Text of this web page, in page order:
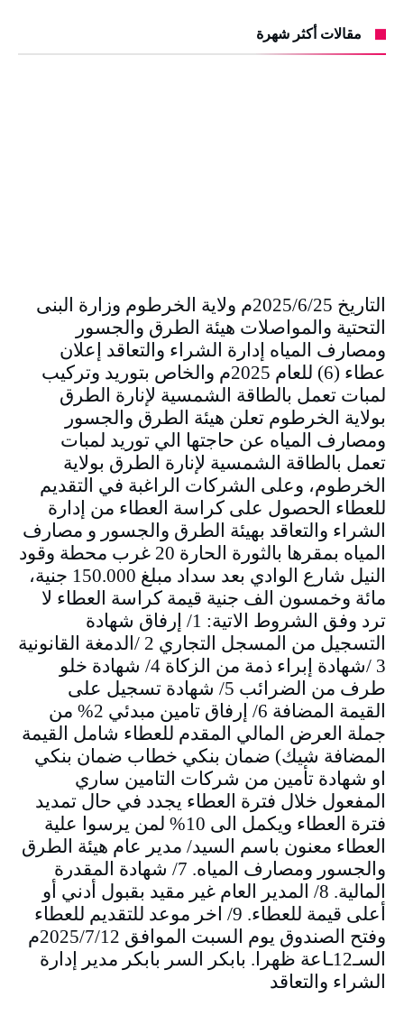
مقالات أكثر شهرة
التاريخ 2025/6/25م ولاية الخرطوم وزارة البنى
التحتية والمواصلات هيئة الطرق والجسور
ومصارف المياه إدارة الشراء والتعاقد إعلان
عطاء (6) للعام 2025م والخاص بتوريد وتركيب
لمبات تعمل بالطاقة الشمسية لإنارة الطرق
بولاية الخرطوم تعلن هيئة الطرق والجسور
ومصارف المياه عن حاجتها الي توريد لمبات
تعمل بالطاقة الشمسية لإنارة الطرق بولاية
الخرطوم، وعلى الشركات الراغبة في التقديم
للعطاء الحصول على كراسة العطاء من إدارة
الشراء والتعاقد بهيئة الطرق والجسور و مصارف
المياه بمقرها بالثورة الحارة 20 غرب محطة وقود
النيل شارع الوادي بعد سداد مبلغ 150.000 جنية،
مائة وخمسون الف جنية قيمة كراسة العطاء لا
ترد وفق الشروط الاتية: 1/ إرفاق شهادة
التسجيل من المسجل التجاري 2 /الدمغة القانونية
3 /شهادة إبراء ذمة من الزكاة 4/ شهادة خلو
طرف من الضرائب 5/ شهادة تسجيل على
القيمة المضافة 6/ إرفاق تامين مبدئي 2% من
جملة العرض المالي المقدم للعطاء شامل القيمة
المضافة شيك) ضمان بنكي خطاب ضمان بنكي
او شهادة تأمين من شركات التامين ساري
المفعول خلال فترة العطاء يجدد في حال تمديد
فترة العطاء ويكمل الى 10% لمن يرسوا علية
العطاء معنون باسم السيد/ مدير عام هيئة الطرق
والجسور ومصارف المياه. 7/ شهادة المقدرة
المالية. 8/ المدير العام غير مقيد بقبول أدني أو
أعلى قيمة للعطاء. 9/ اخر موعد للتقديم للعطاء
وفتح الصندوق يوم السبت الموافق 2025/7/12م
السـ12ـاعة ظهرا. بابكر السر بابكر مدير إدارة
الشراء والتعاقد